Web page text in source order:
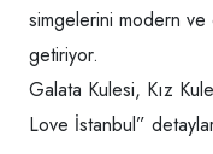
simgelerini modern
getiriyor.
Galata Kulesi, Kız
Love İstanbul”